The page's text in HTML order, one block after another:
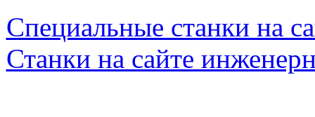
Специальные станки на
Станки на сайте